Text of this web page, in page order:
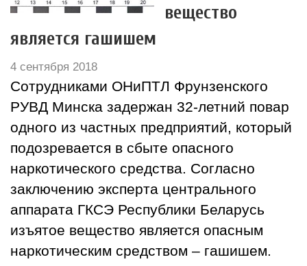
вещество
является гашишем
4 сентября 2018
Сотрудниками ОНиПТЛ Фрунзенского
РУВД Минска задержан 32-летний повар
одного из частных предприятий, который
подозревается в сбыте опасного
наркотического средства. Согласно
заключению эксперта центрального
аппарата ГКСЭ Республики Беларусь
изъятое вещество является опасным
наркотическим средством – гашишем.